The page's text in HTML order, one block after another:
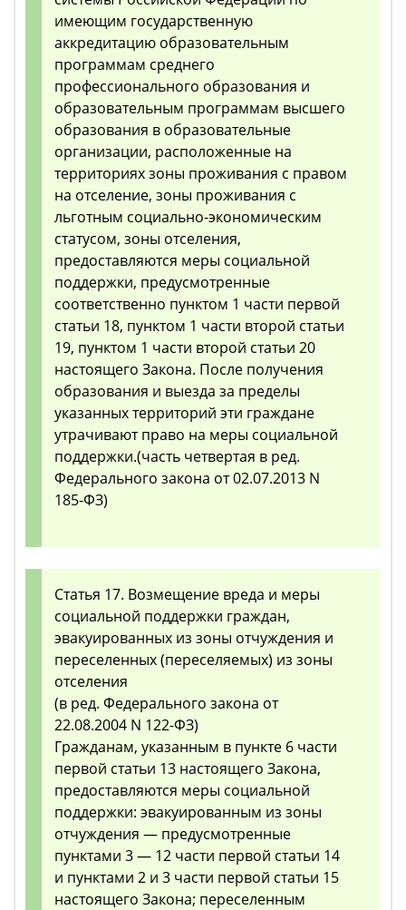
имеющим государственную
аккредитацию образовательным
программам среднего
профессионального образования и
образовательным программам высшего
образования в образовательные
организации, расположенные на
территориях зоны проживания с правом
на отселение, зоны проживания с
льготным социально-экономическим
статусом, зоны отселения,
предоставляются меры социальной
поддержки, предусмотренные
соответственно пунктом 1 части первой
статьи 18, пунктом 1 части второй статьи
19, пунктом 1 части второй статьи 20
настоящего Закона. После получения
образования и выезда за пределы
указанных территорий эти граждане
утрачивают право на меры социальной
поддержки.(часть четвертая в ред.
Федерального закона от 02.07.2013 N
185-ФЗ)
Статья 17. Возмещение вреда и меры
социальной поддержки граждан,
эвакуированных из зоны отчуждения и
переселенных (переселяемых) из зоны
отселения
(в ред. Федерального закона от
22.08.2004 N 122-ФЗ)
Гражданам, указанным в пункте 6 части
первой статьи 13 настоящего Закона,
предоставляются меры социальной
поддержки: эвакуированным из зоны
отчуждения — предусмотренные
пунктами 3 — 12 части первой статьи 14
и пунктами 2 и 3 части первой статьи 15
настоящего Закона; переселенным